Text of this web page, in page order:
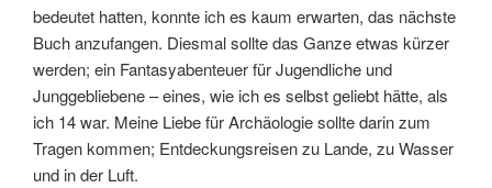
bedeutet hatten, konnte ich es kaum erwarten, das nächste
Buch anzufangen. Diesmal sollte das Ganze etwas kürzer
werden; ein Fantasyabenteuer für Jugendliche und
Junggebliebene – eines, wie ich es selbst geliebt hätte, als
ich 14 war. Meine Liebe für Archäologie sollte darin zum
Tragen kommen; Entdeckungsreisen zu Lande, zu Wasser
und in der Luft.